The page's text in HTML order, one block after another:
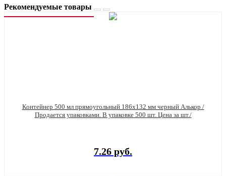
Рекомендуемые товары
Контейнер 500 мл прямоугольный 186х132 мм черный Алькор /
Продается упаковками. В упаковке 500 шт. Цена за шт./
7.26 руб.